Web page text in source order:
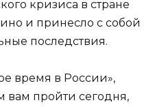
кризиса в стране
и принесло с собой
последствия.
время в России»,
вам пройти сегодня,